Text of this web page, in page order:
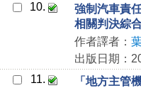
10.
強制汽車責
相關判決綜
作者譯者：
出版日期：
11.
「地方主管